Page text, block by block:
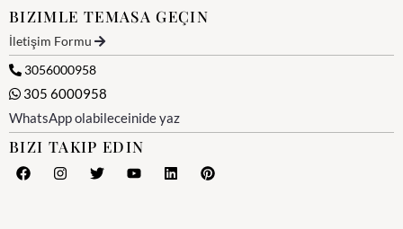
BIZIMLE TEMASA GEÇIN
İletişim Formu
3056000958
305 6000958
WhatsApp olabileceinide yaz
BIZI TAKIP EDIN